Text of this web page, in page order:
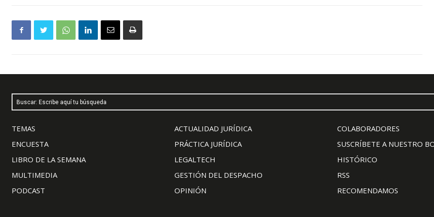
Buscar: Escribe aquí tu búsqueda
TEMAS
ENCUESTA
LIBRO DE LA SEMANA
MULTIMEDIA
PODCAST
ACTUALIDAD JURÍDICA
PRÁCTICA JURÍDICA
LEGALTECH
GESTIÓN DEL DESPACHO
OPINIÓN
COLABORADORES
SUSCRÍBETE A NUESTRO
HISTÓRICO
RSS
RECOMENDAMOS